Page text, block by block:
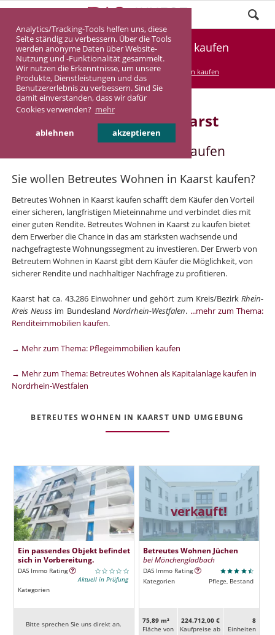
Analytics/Tracking-Tools helfen uns, diese
Seite ständig zu verbessern. Über die Tools
werden anonyme Daten über Website-
Nutzung und -Funktionalität gesammelt.
Wir nutzen die Erkenntnisse, um unsere
Produkte, Dienstleistungen und das
Benutzererlebnis zu verbessern. Sind Sie
damit einverstanden, dass wir dafür
Cookies verwenden? mehr
ablehnen akzeptieren
Betreutes Wohnen in Kaarst kaufen
DASINVEST Service Betreutes Wohnen kaufen
Betreutes Wohnen in Kaarst
Betreutes Wohnen in Kaarst kaufen
Sie wollen Betreutes Wohnen in Kaarst kaufen?
Betreutes Wohnen in Kaarst kaufen schafft dem Käufer den Vorteil
einer sicheren, langfristigen Mieteinnahme und verbindet dies mit
einer guten Rendite. Betreutes Wohnen in Kaarst zu kaufen bietet
dem Erwerber die Chance in das am stärksten wachsende und
nachgefragteste Wohnungssegment zu investieren. Der Erwerb von
Betreutem Wohnen in Kaarst gibt dem Käufer die Möglichkeit, von
sicherer Rendite und nachhaltiger Nachfrage zu profitieren.
Kaarst hat ca. 43.286 Einwohner und gehört zum Kreis/BezirkRhein-
Kreis Neuss im BundeslandNordrhein-Westfalen. ...mehr zum Thema:
Renditeimmobilien kaufen.
→ Mehr zum Thema: Pflegeimmobilien kaufen
→ Mehr zum Thema: Betreutes Wohnen als Kapitalanlage kaufen in
Nordrhein-Westfalen
BETREUTES WOHNEN IN KAARST UND UMGEBUNG
Ein passendes Objekt befindet
sich in Vorbereitung.
DAS Immo Rating
Aktuell in Prüfung
Kategorien
Bitte sprechen Sie uns direkt an.
verkauft!
Betreutes Wohnen Jüchen
bei Mönchengladbach
DAS Immo Rating
Kategorien
Pflege, Bestand
75,89 m²
Fläche von
224.712,00 €
Kaufpreise ab
8
Ein­heiten